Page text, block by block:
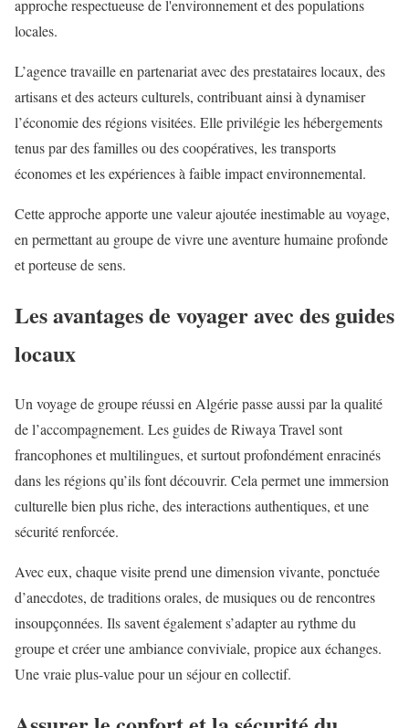
approche respectueuse de l'environnement et des populations
locales.
L’agence travaille en partenariat avec des prestataires locaux, des
artisans et des acteurs culturels, contribuant ainsi à dynamiser
l’économie des régions visitées. Elle privilégie les hébergements
tenus par des familles ou des coopératives, les transports
économes et les expériences à faible impact environnemental.
Cette approche apporte une valeur ajoutée inestimable au voyage,
en permettant au groupe de vivre une aventure humaine profonde
et porteuse de sens.
Les avantages de voyager avec des guides
locaux
Un voyage de groupe réussi en Algérie passe aussi par la qualité
de l’accompagnement. Les guides de Riwaya Travel sont
francophones et multilingues, et surtout profondément enracinés
dans les régions qu’ils font découvrir. Cela permet une immersion
culturelle bien plus riche, des interactions authentiques, et une
sécurité renforcée.
Avec eux, chaque visite prend une dimension vivante, ponctuée
d’anecdotes, de traditions orales, de musiques ou de rencontres
insoupçonnées. Ils savent également s’adapter au rythme du
groupe et créer une ambiance conviviale, propice aux échanges.
Une vraie plus-value pour un séjour en collectif.